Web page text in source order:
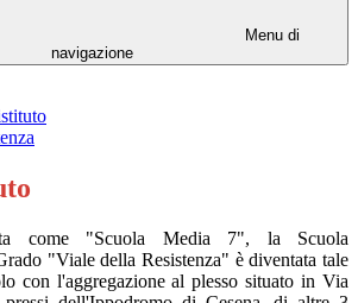
Menu di
navigazione
come "Scuola Media 7", la Scuola
"Viale della Resistenza" è diventata tale
con l'aggregazione al plesso situato in Via